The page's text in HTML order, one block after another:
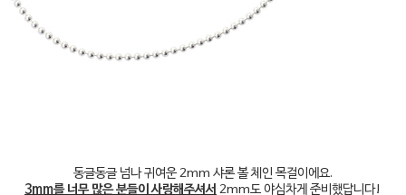
동글동글 넘나 귀여운 2mm 샤론 볼 체인 목걸이에요.
3mm를 너무 많은 분들이 사랑해주셔서 2mm도 야심차게 준비했답니다!